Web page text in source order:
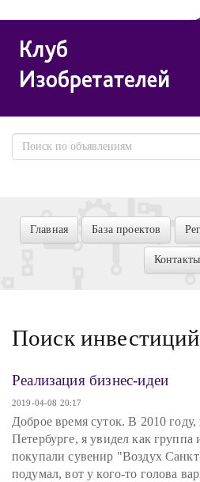
Главная База проектов
Контакты
Поиск инвестиций
Реализация бизнес-идеи
2019-04-08 20:17
Доброе время суток. В 2010
Петербурге, я увидел как группа
покупали сувенир "Воздух
подумал, вот у кого-то голова